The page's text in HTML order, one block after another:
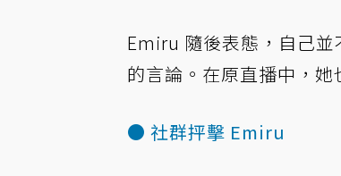
Emiru 隨後表態，自己
的言論。在原直播中 ，
● 社群抨擊 Emiru